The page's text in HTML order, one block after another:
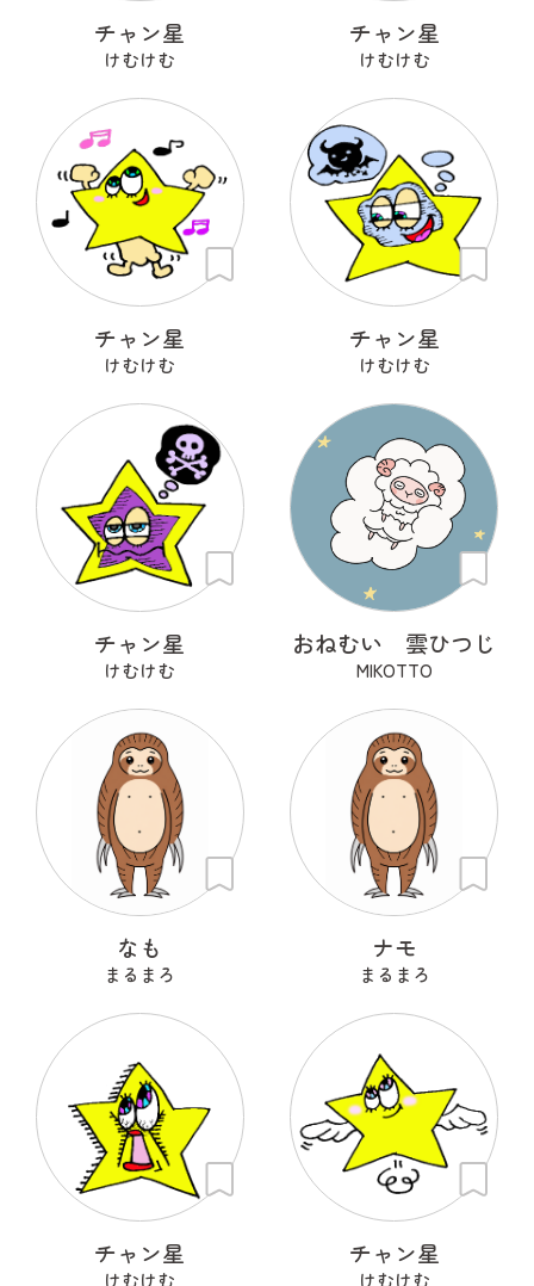
チャン星
けむけむ
チャン星
けむけむ
チャン星
けむけむ
チャン星
けむけむ
チャン星
けむけむ
おねむい 雲ひつじ
MIKOTTO
なも
まるまろ
ナモ
まるまろ
チャン星
けむけむ
チャン星
けむけむ